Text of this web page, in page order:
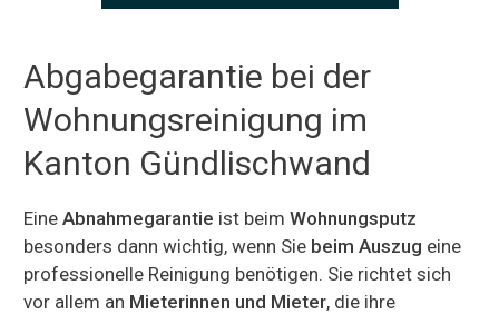
Abgabegarantie bei der
Wohnungsreinigung im
Kanton Gündlischwand
Eine Abnahmegarantie ist beim Wohnungsputz
besonders dann wichtig, wenn Sie beim Auszug eine
professionelle Reinigung benötigen. Sie richtet sich
vor allem an Mieterinnen und Mieter, die ihre